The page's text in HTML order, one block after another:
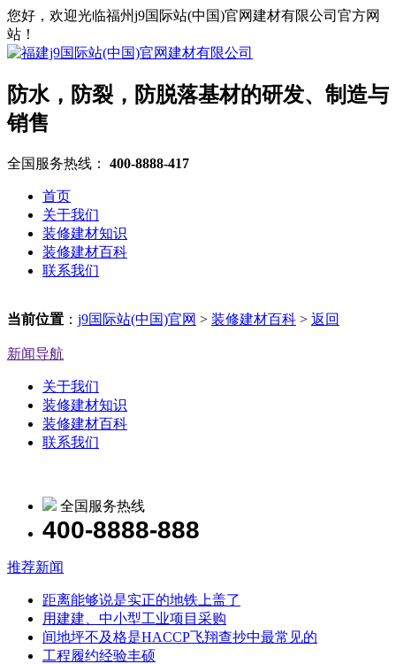
您好，欢迎光临福州j9国际站(中国)官网建材有限公司官方网
站！
防水，防裂，防脱落基材的研发、制造与
销售
全国服务热线： 400-8888-417
首页
关于我们
装修建材知识
装修建材百科
联系我们
当前位置 ： j9国际站(中国)官网 > 装修建材百科 > 返回
新闻导航
关于我们
装修建材知识
装修建材百科
联系我们
全国服务热线
400-8888-888
推荐新闻
距离能够说是实正的地铁上盖了
用建建、中小型工业项目采购
间地坪不及格是HACCP飞翔查抄中最常见的
工程履约经验丰硕